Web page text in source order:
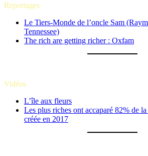
Reportages
Le Tiers-Monde de l’oncle Sam
Tennessee)
The rich are getting richer : Oxfam
Vidéos
L’île aux fleurs
Les plus riches ont accaparé 82% de
créée en 2017